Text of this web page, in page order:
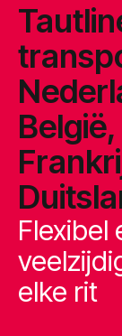
België,
Flexibel
elke rit